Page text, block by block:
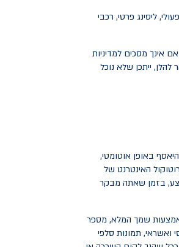
תפעולי, ליסינג פרטי, רכבי
אינך מסכים למדיניות
ייתכן שלא נוכל
באופן אוטומטי,
האינטרנט של
בזמן שאתה מבקר
שמך המלא, מספר
ואשראי, תמונות סלפי